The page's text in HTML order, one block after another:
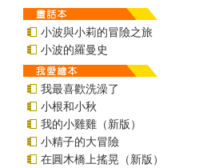
小波與小莉的冒險之旅
小波的羅曼史
我最喜歡洗澡了
小根和小秋
我的小雞雞（新版）
小精子的大冒險
在圓木橋上搖晃（新版）